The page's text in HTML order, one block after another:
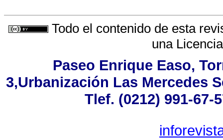
Todo el contenido de esta
una
Paseo Enrique Easo,
3,Urbanización Las Mercedes
Tlef. (0212) 991-67-